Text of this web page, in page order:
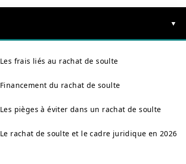
Les frais liés au rachat de soulte
Financement du rachat de soulte
Les pièges à éviter dans un rachat de soulte
Le rachat de soulte et le cadre juridique en 2026